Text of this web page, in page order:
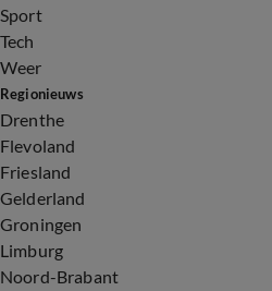
Sport
Tech
Weer
Regionieuws
Drenthe
Flevoland
Friesland
Gelderland
Groningen
Limburg
Noord-Brabant